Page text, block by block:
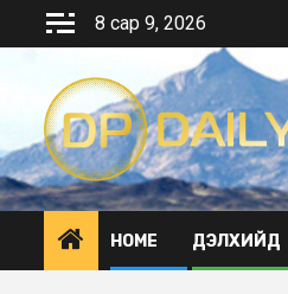
8 сар 9, 2026
HOME ДЭЛХИЙД